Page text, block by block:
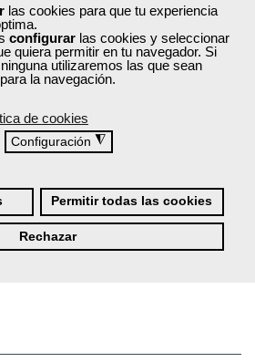
las cookies para que tu experiencia
configurar las cookies y seleccionar
quiera permitir en tu navegador. Si
utilizaremos las que sean
la navegación.
de cookies
Configuración ◮
Permitir todas las cookies
Rechazar
y formación para el empleo
única y exclusivamente, ayudarte a
ofreciéndote los mejores